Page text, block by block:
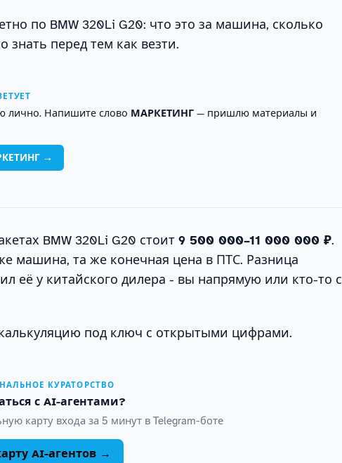
по BMW 320Li G20: что это за машина, сколько
знать перед тем как везти.
лично. Напишите слово МАРКЕТИНГ — пришлю материалы и
→
BMW 320Li G20 стоит9 500 000–11 000 000 ₽.
машина, та же конечная цена в ПТС. Разница
её у китайского дилера - вы напрямую или кто-то с
под ключ с открытыми цифрами.
КУРАТОРСТВО
с AI-агентами?
карту входа за 5 минут в Telegram-боте
AI-агентов →